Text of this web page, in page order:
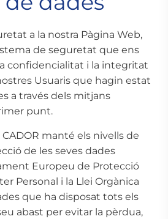
a la nostra Pàgina Web,
de seguretat que ens
confidencialitat i la integritat
Usuaris que hagin estat
a través dels mitjans
punt.
manté els nivells de
de les seves dades
Europeu de Protecció
Personal i la Llei Orgànica
que ha disposat tots els
abast per evitar la pèrdua,